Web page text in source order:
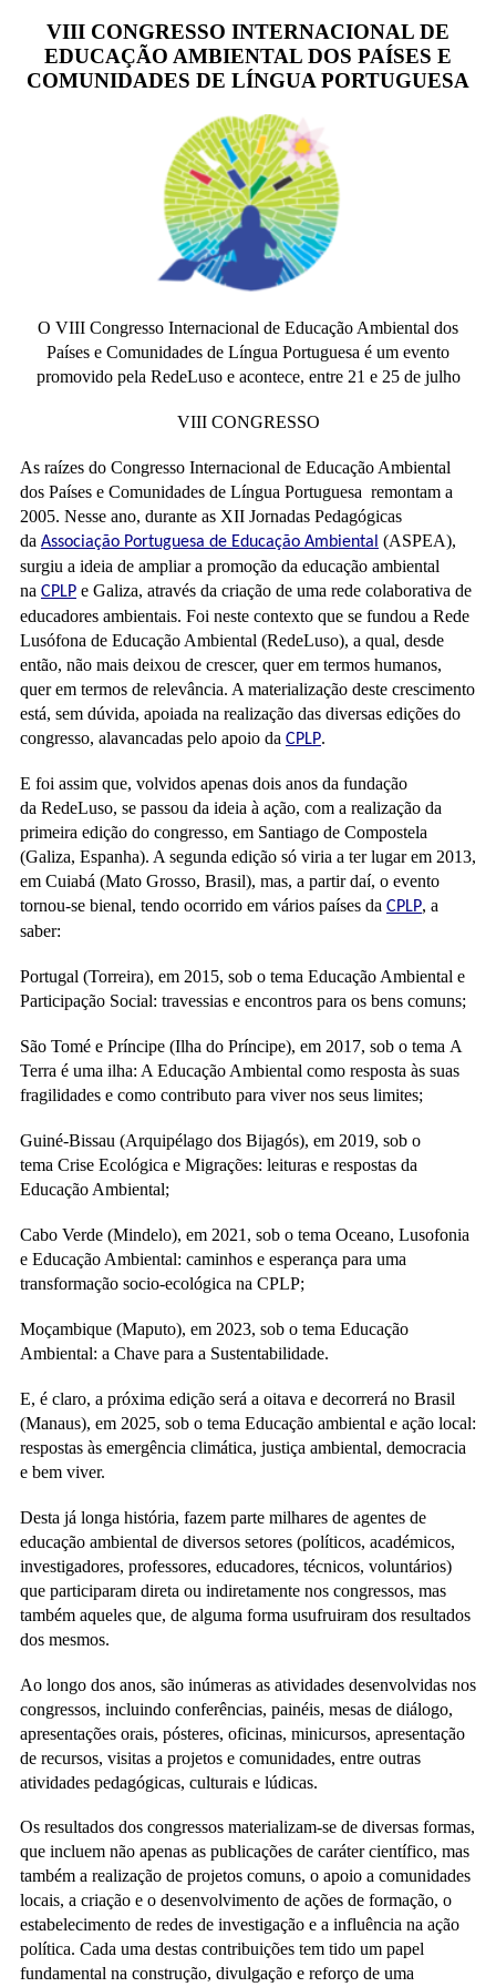
VIII CONGRESSO INTERNACIONAL DE
EDUCAÇÃO AMBIENTAL DOS PAÍSES E
COMUNIDADES DE LÍNGUA PORTUGUESA
O VIII Congresso Internacional de Educação Ambiental dos
Países e Comunidades de Língua Portuguesa é um evento
promovido pela RedeLuso e acontece, entre 21 e 25 de julho
VIII CONGRESSO
As raízes do Congresso Internacional de Educação Ambiental
dos Países e Comunidades de Língua Portuguesa remontam a
2005. Nesse ano, durante as XII Jornadas Pedagógicas
da Associação Portuguesa de Educação Ambiental (ASPEA),
surgiu a ideia de ampliar a promoção da educação ambiental
na CPLP e Galiza, através da criação de uma rede colaborativa de
educadores ambientais. Foi neste contexto que se fundou a Rede
Lusófona de Educação Ambiental (RedeLuso), a qual, desde
então, não mais deixou de crescer, quer em termos humanos,
quer em termos de relevância. A materialização deste crescimento
está, sem dúvida, apoiada na realização das diversas edições do
congresso, alavancadas pelo apoio da CPLP.
E foi assim que, volvidos apenas dois anos da fundação
da RedeLuso, se passou da ideia à ação, com a realização da
primeira edição do congresso, em Santiago de Compostela
(Galiza, Espanha). A segunda edição só viria a ter lugar em 2013,
em Cuiabá (Mato Grosso, Brasil), mas, a partir daí, o evento
tornou-se bienal, tendo ocorrido em vários países da CPLP, a
saber:
Portugal (Torreira), em 2015, sob o tema Educação Ambiental e
Participação Social: travessias e encontros para os bens comuns;
São Tomé e Príncipe (Ilha do Príncipe), em 2017, sob o tema A
Terra é uma ilha: A Educação Ambiental como resposta às suas
fragilidades e como contributo para viver nos seus limites;
Guiné-Bissau (Arquipélago dos Bijagós), em 2019, sob o
tema Crise Ecológica e Migrações: leituras e respostas da
Educação Ambiental;
Cabo Verde (Mindelo), em 2021, sob o tema Oceano, Lusofonia
e Educação Ambiental: caminhos e esperança para uma
transformação socio-ecológica na CPLP;
Moçambique (Maputo), em 2023, sob o tema Educação
Ambiental: a Chave para a Sustentabilidade.
E, é claro, a próxima edição será a oitava e decorrerá no Brasil
(Manaus), em 2025, sob o tema Educação ambiental e ação local:
respostas às emergência climática, justiça ambiental, democracia
e bem viver.
Desta já longa história, fazem parte milhares de agentes de
educação ambiental de diversos setores (políticos, académicos,
investigadores, professores, educadores, técnicos, voluntários)
que participaram direta ou indiretamente nos congressos, mas
também aqueles que, de alguma forma usufruiram dos resultados
dos mesmos.
Ao longo dos anos, são inúmeras as atividades desenvolvidas nos
congressos, incluindo conferências, painéis, mesas de diálogo,
apresentações orais, pósteres, oficinas, minicursos, apresentação
de recursos, visitas a projetos e comunidades, entre outras
atividades pedagógicas, culturais e lúdicas.
Os resultados dos congressos materializam-se de diversas formas,
que incluem não apenas as publicações de caráter científico, mas
também a realização de projetos comuns, o apoio a comunidades
locais, a criação e o desenvolvimento de ações de formação, o
estabelecimento de redes de investigação e a influência na ação
política. Cada uma destas contribuições tem tido um papel
fundamental na construção, divulgação e reforço de uma